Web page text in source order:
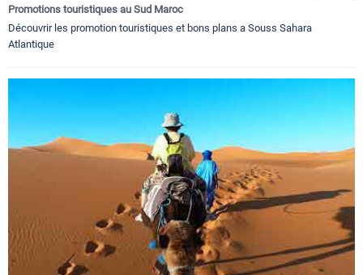
Promotions touristiques au Sud Maroc
Découvrir les promotion touristiques et bons plans a Souss Sahara
Atlantique